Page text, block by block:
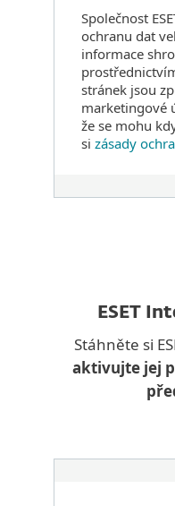
Společnost
ochranu dat
informace
stránek jsou
marketingové
že se mohu
si zásady
ESET
Stáhněte si
aktivujte jej